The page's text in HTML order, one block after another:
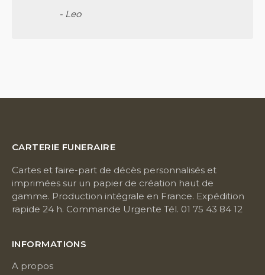
- Leo
CARTERIE FUNERAIRE
Cartes et faire-part de décès personnalisés et
imprimées sur un papier de création haut de
gamme. Production intégrale en France. Expédition
rapide 24 h. Commande Urgente Tél. 01 75 43 84 12
INFORMATIONS
A propos